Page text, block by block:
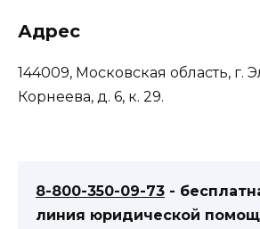
Адрес
144009, Московская область, г.
Корнеева, д. 6, к. 29.
8-800-350-09-73 -
линия юридической